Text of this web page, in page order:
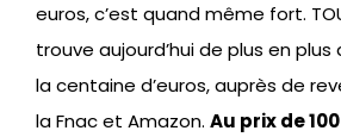
euros, c’est quand même fort.
trouve aujourd’hui de plus en
la centaine d’euros, auprès de
la Fnac et Amazon. Au prix de